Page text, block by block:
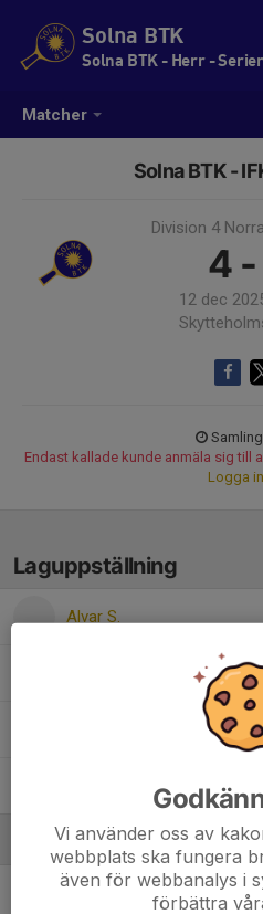
Matcher
Solna BTK
Solna BTK - Herr -
Solna BTK -
Division 4
4
12 dec
Endast kallade kunde anmäla sig till
Logga
Laguppställning
Alvar S.
Ledare
Michael Corsini
Vi använder oss av
webbplats ska fungera
även för webbanalys i
förbättra